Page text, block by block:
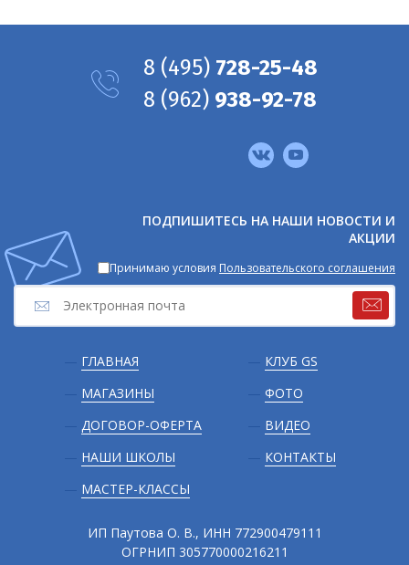
Подвал
ГЛАВНАЯ
МАГАЗИНЫ
ДОГОВОР-ОФЕРТА
НАШИ ШКОЛЫ
МАСТЕР-КЛАССЫ
КЛУБ GS
ФОТО
ВИДЕО
КОНТАКТЫ
ПОДПИШИТЕСЬ НА НАШИ НОВОСТИ И
АКЦИИ
Принимаю условия Пользовательского соглашения
8 (495) 728-25-48
8 (962) 938-92-78
ИП Паутова О. В., ИНН 772900479111
ОГРНИП 305770000216211